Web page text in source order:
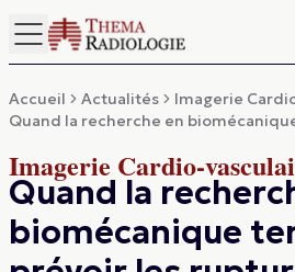
Accueil Actualités
Imagerie
Quand la recherche en
Imagerie Cardio-
Quand la
biomécanique